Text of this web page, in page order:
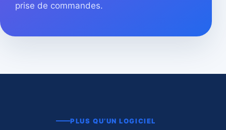
prise de commandes.
PLUS QU’UN LOGICIEL